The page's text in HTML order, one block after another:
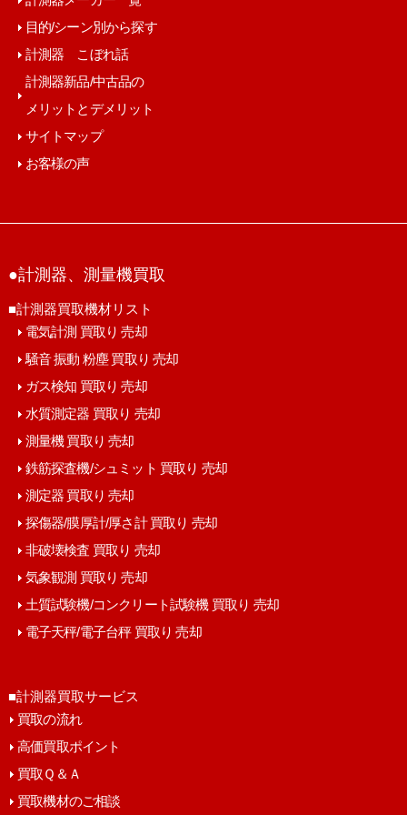
目的/シーン別から探す
計測器 こぼれ話
計測器新品/中古品の
メリットとデメリット
サイトマップ
お客様の声
●計測器、測量機買取
■計測器買取機材リスト
電気計測 買取り 売却
騒音 振動 粉塵 買取り 売却
ガス検知 買取り 売却
水質測定器 買取り 売却
測量機 買取り 売却
鉄筋探査機/シュミット 買取り 売却
測定器 買取り 売却
探傷器/膜厚計/厚さ計 買取り 売却
非破壊検査 買取り 売却
気象観測 買取り 売却
土質試験機/コンクリート試験機 買取り 売却
電子天秤/電子台秤 買取り 売却
■計測器買取サービス
買取の流れ
高価買取ポイント
買取Ｑ＆Ａ
買取機材のご相談